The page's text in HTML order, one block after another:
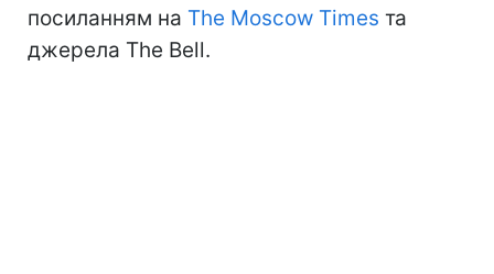
посиланням на The Moscow Times та
джерела The Bell.